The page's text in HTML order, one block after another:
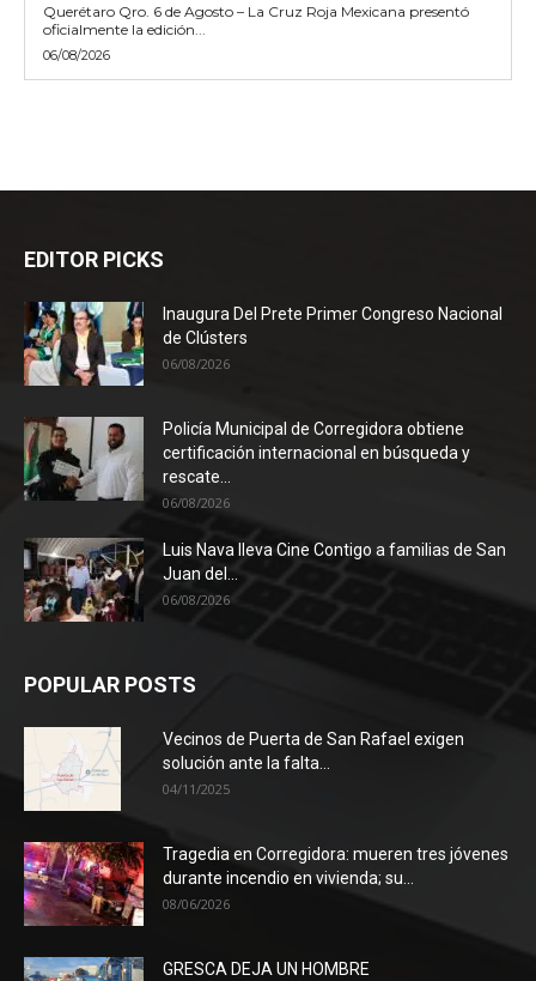
Querétaro Qro. 6 de Agosto – La Cruz Roja Mexicana presentó
oficialmente la edición...
06/08/2026
EDITOR PICKS
Inaugura Del Prete Primer Congreso Nacional
de Clústers
06/08/2026
Policía Municipal de Corregidora obtiene
certificación internacional en búsqueda y
rescate...
06/08/2026
Luis Nava lleva Cine Contigo a familias de San
Juan del...
06/08/2026
POPULAR POSTS
Vecinos de Puerta de San Rafael exigen
solución ante la falta...
04/11/2025
Tragedia en Corregidora: mueren tres jóvenes
durante incendio en vivienda; su...
08/06/2026
GRESCA DEJA UN HOMBRE